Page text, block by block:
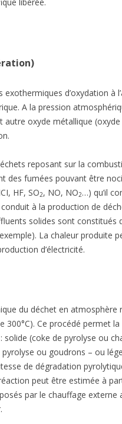
d’oxydation à
A la pression
autre oxyde métallique
reposant sur la
des fumées pouvant être
HF, SO2, NO, NO2…) qu’il
à la production de
solides sont constitués
La chaleur produite
d’électricité.
du déchet en atmosphère
300°C). Ce procédé permet
(coke de pyrolyse ou
ou goudrons – ou
de dégradation
peut être estimée à
par le chauffage externe